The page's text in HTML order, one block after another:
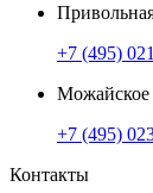
+7 (495)
Можайское
+7 (495)
Контакты